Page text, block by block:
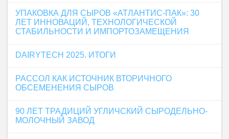
УПАКОВКА ДЛЯ СЫРОВ «АТЛАНТИС-ПАК»: 30
ЛЕТ ИННОВАЦИЙ, ТЕХНОЛОГИЧЕСКОЙ
СТАБИЛЬНОСТИ И ИМПОРТОЗАМЕЩЕНИЯ
DAIRYTECH 2025. ИТОГИ
РАССОЛ КАК ИСТОЧНИК ВТОРИЧНОГО
ОБСЕМЕНЕНИЯ СЫРОВ
90 ЛЕТ ТРАДИЦИЙ УГЛИЧСКИЙ СЫРОДЕЛЬНО-
МОЛОЧНЫЙ ЗАВОД